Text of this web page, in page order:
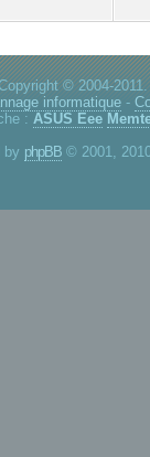
© 2004-
informatique -
: ASUS Eee
by phpBB © 2001,